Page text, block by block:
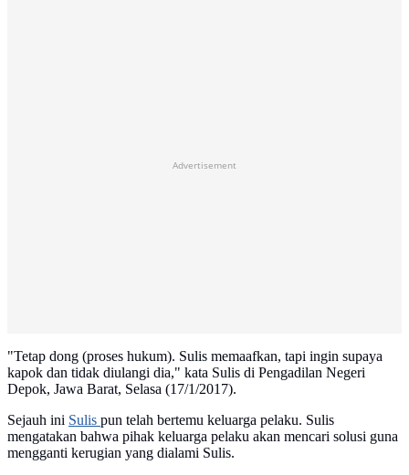
Advertisement
"Tetap dong (proses hukum). Sulis memaafkan, tapi ingin supaya
kapok dan tidak diulangi dia," kata Sulis di Pengadilan Negeri
Depok, Jawa Barat, Selasa (17/1/2017).
Sejauh ini Sulis pun telah bertemu keluarga pelaku. Sulis
mengatakan bahwa pihak keluarga pelaku akan mencari solusi guna
mengganti kerugian yang dialami Sulis.